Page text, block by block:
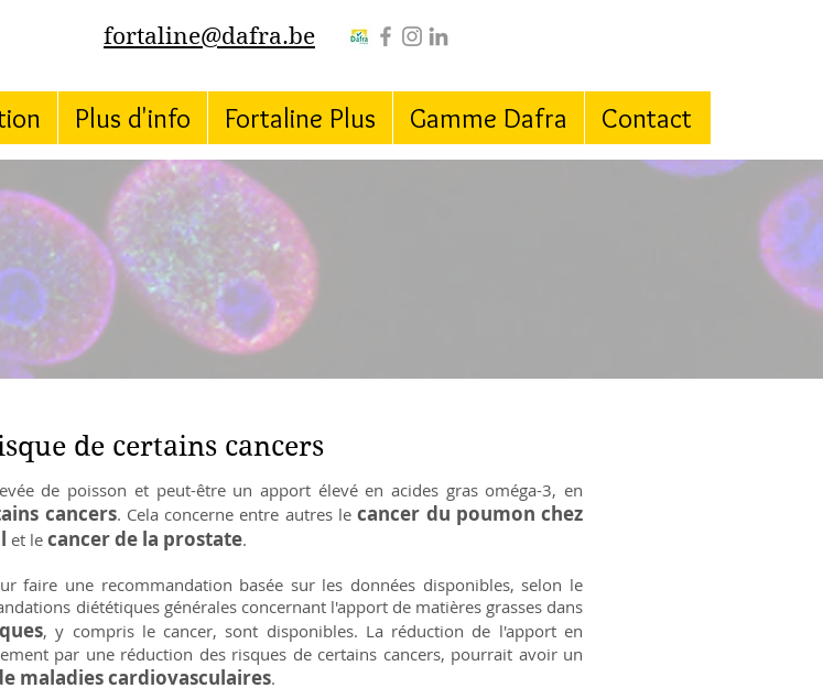
fortaline@dafra.be
Plus d'info Fortaline Plus Gamme Dafra Contact
de certains cancers
de poisson et peut-être un apport élevé en acides gras oméga-3, en
cancers. Cela concerne entre autres lecancer du poumon chez
et le cancer de la prostate.
faire une recommandation basée sur les données disponibles, selon le
diététiques générales concernant l'apport de matières grasses dans
, y compris le cancer, sont disponibles. La réduction de l'apport en
par une réduction des risques de certains cancers, pourrait avoir un
maladies cardiovasculaires.